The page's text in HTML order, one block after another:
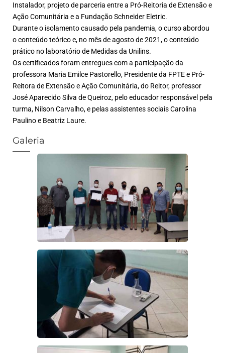
Instalador, projeto de parceria entre a Pró-Reitoria de Extensão e
Ação Comunitária e a Fundação Schneider Eletric.
Durante o isolamento causado pela pandemia, o curso abordou
o conteúdo teórico e, no mês de agosto de 2021, o conteúdo
prático no laboratório de Medidas da Unilins.
Os certificados foram entregues com a participação da
professora Maria Emilce Pastorello, Presidente da FPTE e Pró-
Reitora de Extensão e Ação Comunitária, do Reitor, professor
José Aparecido Silva de Queiroz, pelo educador responsável pela
turma, Nilson Carvalho, e pelas assistentes sociais Carolina
Paulino e Beatriz Laure.
Galeria